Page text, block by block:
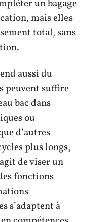
un bagage
mais elles
total, sans
aussi du
peuvent suffire
bac dans
ou
d’autres
plus longs,
de viser un
fonctions
s’adaptent à